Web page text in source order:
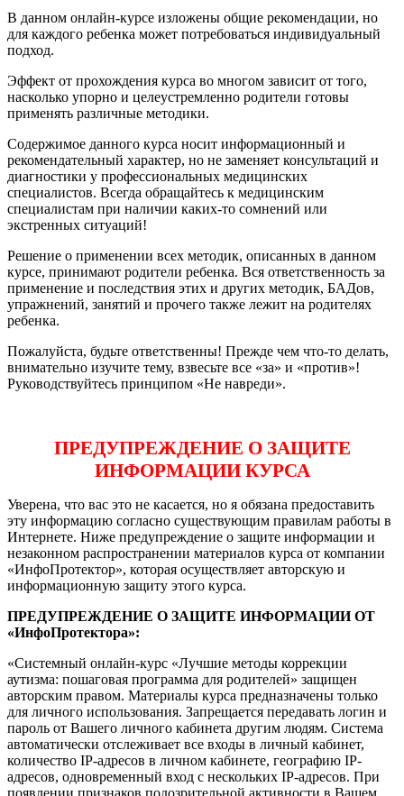
В данном онлайн-курсе изложены общие рекомендации, но
для каждого ребенка может потребоваться индивидуальный
подход.
Эффект от прохождения курса во многом зависит от того,
насколько упорно и целеустремленно родители готовы
применять различные методики.
Содержимое данного курса носит информационный и
рекомендательный характер, но не заменяет консультаций и
диагностики у профессиональных медицинских
специалистов. Всегда обращайтесь к медицинским
специалистам при наличии каких-то сомнений или
экстренных ситуаций!
Решение о применении всех методик, описанных в данном
курсе, принимают родители ребенка. Вся ответственность за
применение и последствия этих и других методик, БАДов,
упражнений, занятий и прочего также лежит на родителях
ребенка.
Пожалуйста, будьте ответственны! Прежде чем что-то делать,
внимательно изучите тему, взвесьте все «за» и «против»!
Руководствуйтесь принципом «Не навреди».
ПРЕДУПРЕЖДЕНИЕ О ЗАЩИТЕ
ИНФОРМАЦИИ КУРСА
Уверена, что вас это не касается, но я обязана предоставить
эту информацию согласно существующим правилам работы в
Интернете. Ниже предупреждение о защите информации и
незаконном распространении материалов курса от компании
«ИнфоПротектор», которая осуществляет авторскую и
информационную защиту этого курса.
ПРЕДУПРЕЖДЕНИЕ О ЗАЩИТЕ ИНФОРМАЦИИ ОТ
«ИнфоПротектора»:
«Системный онлайн-курс «Лучшие методы коррекции
аутизма: пошаговая программа для родителей» защищен
авторским правом. Материалы курса предназначены только
для личного использования. Запрещается передавать логин и
пароль от Вашего личного кабинета другим людям. Система
автоматически отслеживает все входы в личный кабинет,
количество IP-адресов в личном кабинете, географию IP-
адресов, одновременный вход с нескольких IP-адресов. При
появлении признаков подозрительной активности в Вашем